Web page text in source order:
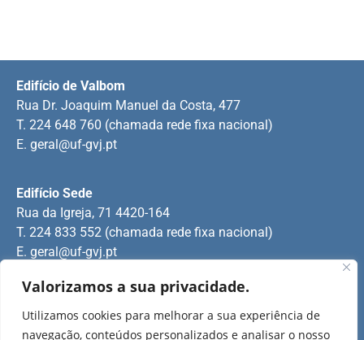
Valorizamos a sua privacidade.
Utilizamos cookies para melhorar a sua experiência de
navegação, conteúdos personalizados e analisar o nosso
Rua Manuel Pinto Martins
Edifício Sede
Rua da Igreja, 71 4420-164
T. 224 833 552 (chamada rede fixa nacional)
E. geral@uf-gvj.pt
Edifício de Valbom
Rua Dr. Joaquim Manuel da Costa, 477
T. 224 648 760 (chamada rede fixa nacional)
E. geral@uf-gvj.pt